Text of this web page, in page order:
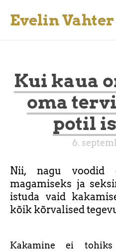
Evelin Vahter
Kui kaua
oma
potil
6.
Nii, nagu voodid
magamiseks ja
istuda vaid
kõik kõrvalised
Kakamine ei